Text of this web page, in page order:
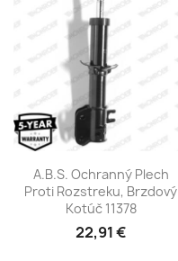
A.B.S. Ochranný Plech
Proti Rozstreku, Brzdový
Kotúč 11378
22,91 €